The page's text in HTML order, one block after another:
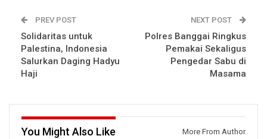
PREV POST
Solidaritas untuk
Palestina, Indonesia
Salurkan Daging Hadyu
Haji
NEXT POST
Polres Banggai Ringkus
Pemakai Sekaligus
Pengedar Sabu di
Masama
You Might Also Like More From Author